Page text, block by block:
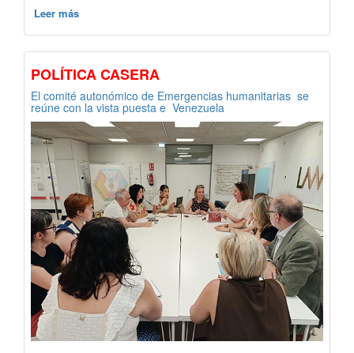
Leer más
POLÍTICA CASERA
El comité autonómico de Emergencias humanitarias se
reúne con la vista puesta e Venezuela